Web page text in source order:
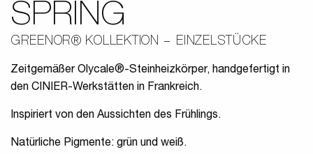
SPRING
GREENOR® KOLLEKTION EINZELSTÜCKE
Zeitgemäßer Olycale®-Steinheizkörper, handgefertigt in
den CINIER-Werkstätten in Frankreich.
Inspiriert von den Aussichten des Frühlings.
Natürliche Pigmente: grün und weiß.